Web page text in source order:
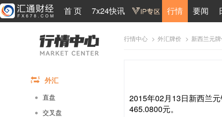
首 页 7x24快讯 行情 要闻
外汇
直盘
交叉盘
行情中心 > 外汇牌价 > 新西兰元
2015年02月13日新西兰
465.0800元。